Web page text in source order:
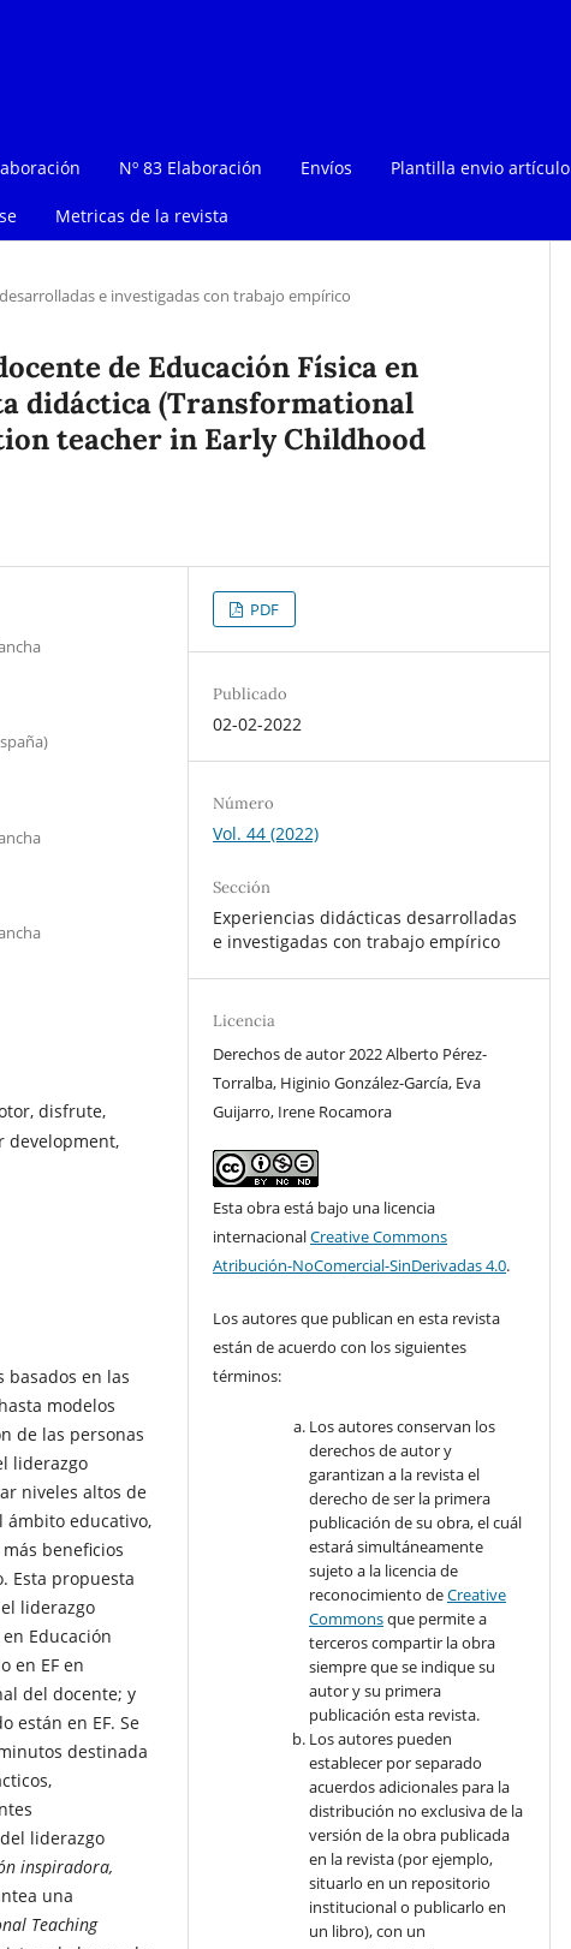
Nº 83 Elaboración Envíos Plantilla envio artículo
Metricas de la revista
e investigadas con trabajo empírico
de Educación Física en
didáctica (Transformational
teacher in Early Childhood
disfrute,
development,
basados en las
modelos
de las personas
liderazgo
niveles altos de
ámbito educativo,
beneficios
Esta propuesta
liderazgo
Educación
en EF en
del docente; y
están en EF. Se
destinada
liderazgo
inspiradora,
una
Teaching
PDF
Publicado
02-02-2022
Número
Vol. 44 (2022)
Sección
Experiencias didácticas desarrolladas
e investigadas con trabajo empírico
Licencia
Derechos de autor 2022 Alberto Pérez-
Torralba, Higinio González-García, Eva
Guijarro, Irene Rocamora
Esta obra está bajo una licencia
internacionalCreative Commons
Atribución-NoComercial-SinDerivadas 4.0.
Los autores que publican en esta revista
están de acuerdo con los siguientes
términos:
Los autores conservan los
derechos de autor y
garantizan a la revista el
derecho de ser la primera
publicación de su obra, el cuál
estará simultáneamente
sujeto a la licencia de
reconocimiento deCreative
Commonsque permite a
terceros compartir la obra
siempre que se indique su
autor y su primera
publicación esta revista.
Los autores pueden
establecer por separado
acuerdos adicionales para la
distribución no exclusiva de la
versión de la obra publicada
en la revista (por ejemplo,
situarlo en un repositorio
institucional o publicarlo en
un libro), con un